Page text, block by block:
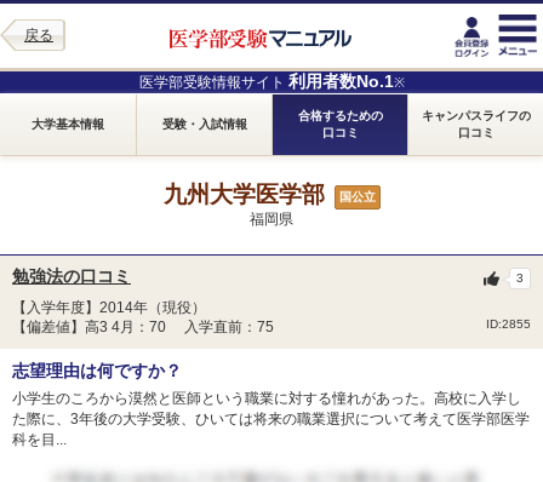
戻る
医学部受験情報サイト 利用者数No.1※
大学基本情報 受験・入試情報
合格するための
口コミ
キャンパスライフの
口コミ
九州大学医学部 国公立
福岡県
勉強法の口コミ
【入学年度】2014年（現役）
【偏差値】高3 4月：70 入学直前：75
ID:2855
3
志望理由は何ですか？
小学生のころから漠然と医師という職業に対する憧れがあった。高校に入学し
た際に、3年後の大学受験、ひいては将来の職業選択について考えて医学部医学
科を目...